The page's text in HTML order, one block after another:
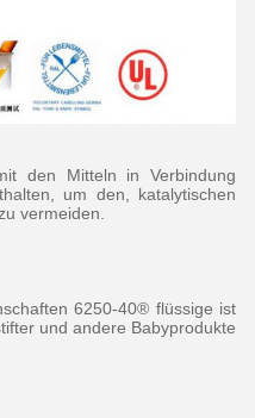
den Mitteln in Verbindung
um den, katalytischen
vermeiden.
6250-40® flüssige ist
und andere Babyprodukte